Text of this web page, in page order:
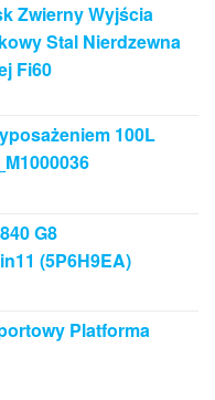
Zwierny Wyjścia
Stal Nierdzewna
Fi60
100L
G8
(5P6H9EA)
Platforma